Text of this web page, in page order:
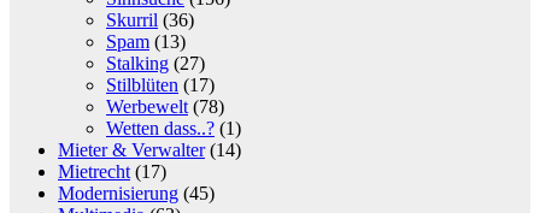
Skurril (36)
Spam (13)
Stalking (27)
Stilblüten (17)
Werbewelt (78)
Wetten dass..? (1)
Mieter & Verwalter(14)
Mietrecht (17)
Modernisierung (45)